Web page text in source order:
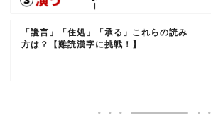
「讒言」「住処」「承る」これらの読み
方は？【難読漢字に挑戦！】